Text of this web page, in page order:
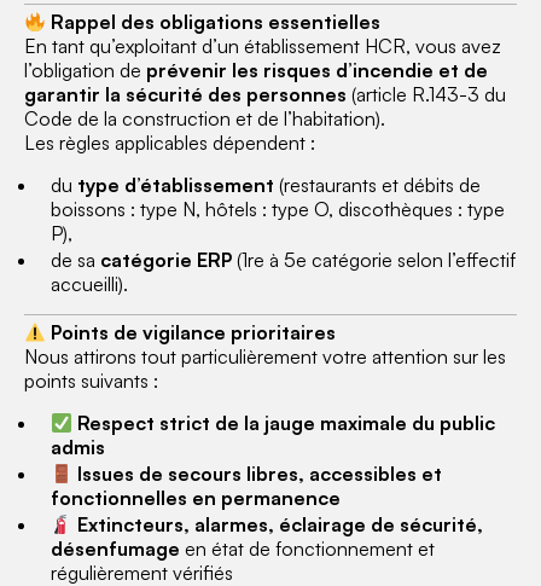
Rappel des obligations essentielles
En tant qu’exploitant d’un établissement HCR, vous avez
l’obligation de prévenir les risques d’incendie et de
garantir la sécurité des personnes (article R.143-3 du
Code de la construction et de l’habitation).
Les règles applicables dépendent :
du type d’établissement (restaurants et débits de
boissons : type N, hôtels : type O, discothèques : type
P),
de sa catégorie ERP (1re à 5e catégorie selon l’effectif
accueilli).
Points de vigilance prioritaires
Nous attirons tout particulièrement votre attention sur les
points suivants :
Respect strict de la jauge maximale du public
admis
Issues de secours libres, accessibles et
fonctionnelles en permanence
Extincteurs, alarmes, éclairage de sécurité,
désenfumage en état de fonctionnement et
régulièrement vérifiés